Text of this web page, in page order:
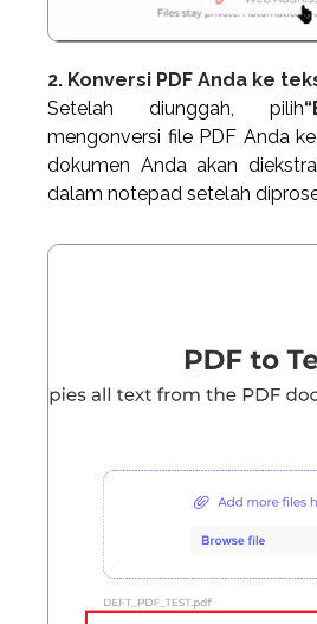
2. Konversi PDF Anda ke
Setelah diunggah, pilih
mengonversi file PDF Anda
dokumen Anda akan
dalam notepad setelah